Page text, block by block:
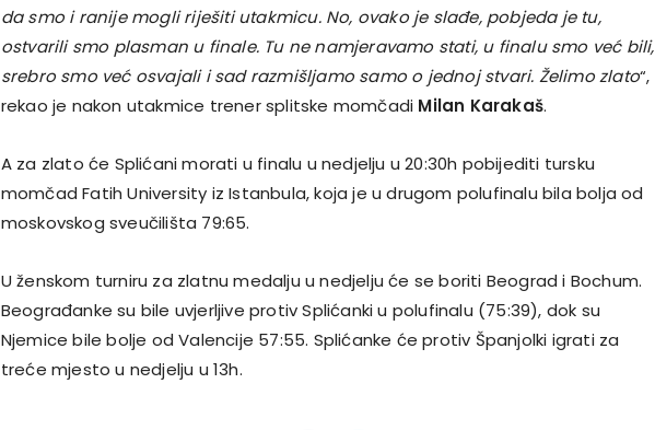
da smo i ranije mogli riješiti utakmicu. No, ovako je slađe, pobjeda je tu,
ostvarili smo plasman u finale. Tu ne namjeravamo stati, u finalu smo već bili,
srebro smo već osvajali i sad razmišljamo samo o jednoj stvari. Želimo zlato“,
rekao je nakon utakmice trener splitske momčadi Milan Karakaš.
A za zlato će Splićani morati u finalu u nedjelju u 20:30h pobijediti tursku
momčad Fatih University iz Istanbula, koja je u drugom polufinalu bila bolja od
moskovskog sveučilišta 79:65.
U ženskom turniru za zlatnu medalju u nedjelju će se boriti Beograd i Bochum.
Beograđanke su bile uvjerljive protiv Splićanki u polufinalu (75:39), dok su
Njemice bile bolje od Valencije 57:55. Splićanke će protiv Španjolki igrati za
treće mjesto u nedjelju u 13h.